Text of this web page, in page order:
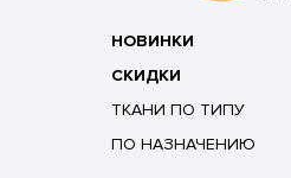
НОВИНКИ
СКИДКИ
ТКАНИ ПО ТИПУ
ПО НАЗНАЧЕНИЮ